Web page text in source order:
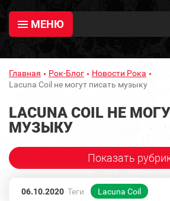
МЕНЮ
Главная Рок-Блог
Новости Рока
Lacuna Coil не могут писать музыку
LACUNA COIL НЕ
МУЗЫКУ
Показать
06.10.2020 Теги Lacuna Coil